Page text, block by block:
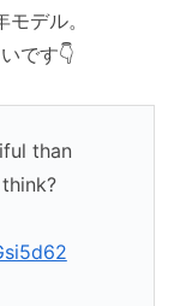
デル。
です👇
than